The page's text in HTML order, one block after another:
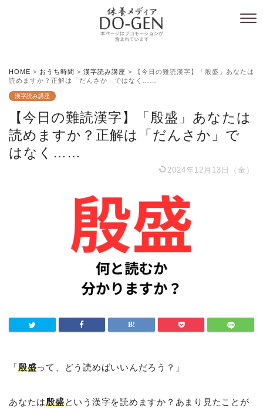
HOME > おうち時間 > 漢字読み講座 >
【今日の難読漢字】「殷盛」あなたは
読めますか？正解は「だんさか」ではなく……
漢字読み講座
【今日の難読漢字】「殷盛」あなたは
読めますか？正解は「だんさか」で
はなく……
2024年12月13日（金）
「殷盛って、どう読めばいいんだろう？」
あなたは殷盛という漢字を読めますか？あまり見たことが